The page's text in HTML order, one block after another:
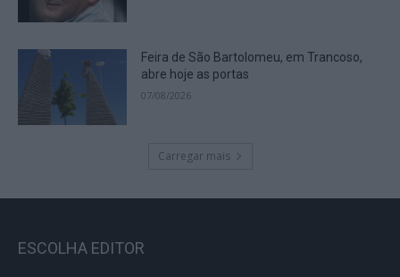
Feira de São Bartolomeu, em Trancoso,
abre hoje as portas
07/08/2026
Carregar mais
ESCOLHA EDITOR